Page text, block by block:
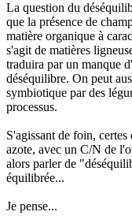
La question du
que la présence de
matière organique à
s'agit de matières
traduira par un manque
déséquilibre. On peut
symbiotique par des
processus.
S'agissant de foin,
azote, avec un C/N de
alors parler de
équilibrée...
Je pense...